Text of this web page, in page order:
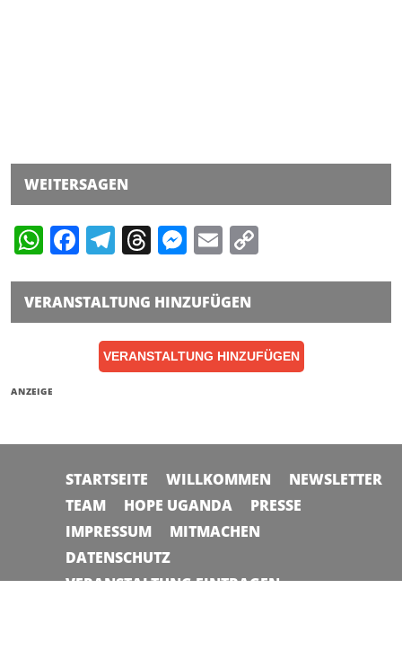
WEITERSAGEN
WhatsApp
Facebook
Telegram
Threads
Messenger
Email
VERANSTALTUNG HINZUFÜGEN
VERANSTALTUNG HINZUFÜGEN
ANZEIGE
STARTSEITE WILLKOMMEN
NEWSLETTER
TEAM
HOPE UGANDA
PRESSE
IMPRESSUM
MITMACHEN
DATENSCHUTZ
VERANSTALTUNG EINTRAGEN